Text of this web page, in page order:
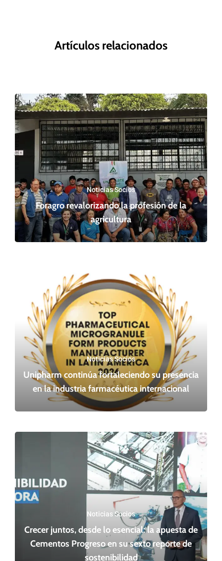
Artículos relacionados
Noticias Socios
Foragro revalorizando la profesión de la
agricultura
Noticias Socios
Unipharm continúa fortaleciendo su presencia
en la industria farmacéutica internacional
Noticias Socios
Crecer juntos, desde lo esencial: la apuesta de
Cementos Progreso en su sexto reporte de
sostenibilidad
ARTÍCULO ANTERIOR SIGUIENTE ARTÍCULO